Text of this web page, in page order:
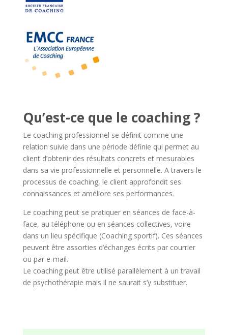
Qu’est-ce que le coaching ?
Le coaching professionnel se définit comme une
relation suivie dans une période définie qui permet au
client d’obtenir des résultats concrets et mesurables
dans sa vie professionnelle et personnelle. A travers le
processus de coaching, le client approfondit ses
connaissances et améliore ses performances.
Le coaching peut se pratiquer en séances de face-à-
face, au téléphone ou en séances collectives, voire
dans un lieu spécifique (Coaching sportif). Ces séances
peuvent être assorties d’échanges écrits par courrier
ou par e-mail.
Le coaching peut être utilisé parallèlement à un travail
de psychothérapie mais il ne saurait s’y substituer.